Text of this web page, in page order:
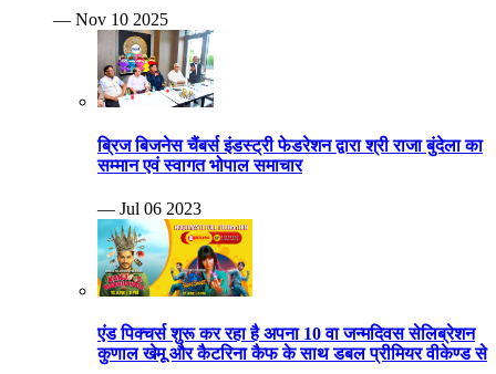
— Nov 10 2025
ब्रिज बिजनेस चैंबर्स इंडस्ट्री फेडरेशन द्वारा श्री राजा बुंदेला का
सम्मान एवं स्वागत भोपाल समाचार
— Jul 06 2023
एंड पिक्चर्स शुरू कर रहा है अपना 10 वा जन्मदिवस सेलिब्रेशन
कुणाल खेमू और कैटरिना कैफ के साथ डबल प्रीमियर वीकेण्ड से